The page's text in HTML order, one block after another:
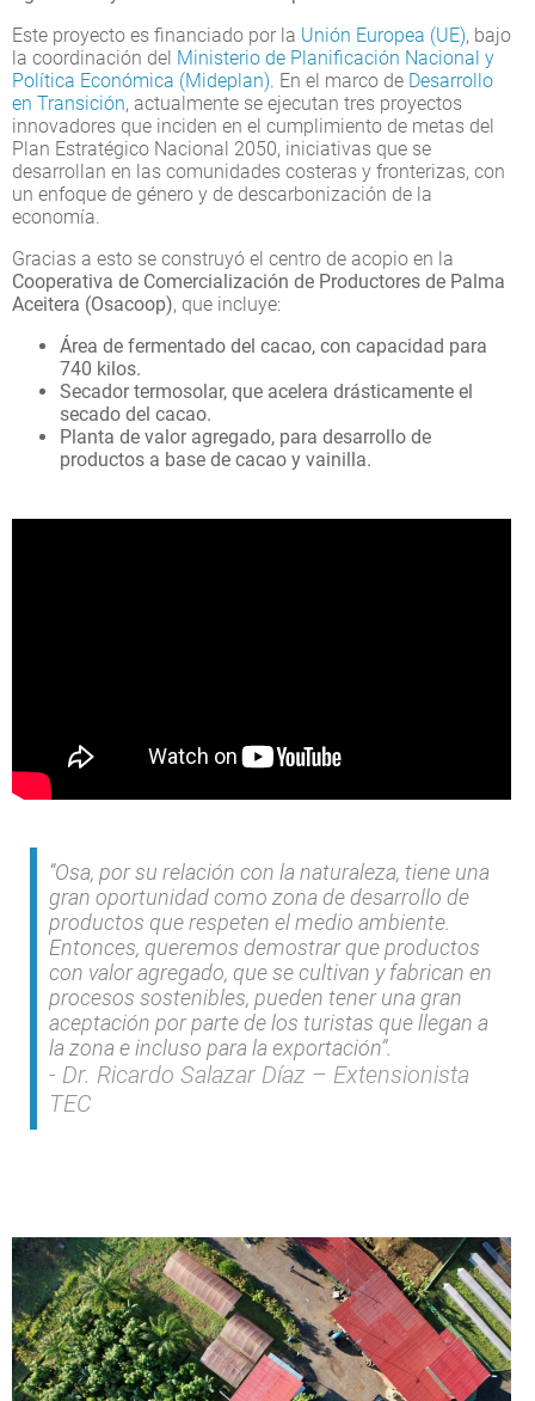
Este proyecto es financiado por la Unión Europea (UE), bajo
la coordinación del Ministerio de Planificación Nacional y
Política Económica (Mideplan) . En el marco de Desarrollo
en Transición, actualmente se ejecutan tres proyectos
innovadores que inciden en el cumplimiento de metas del
Plan Estratégico Nacional 2050, iniciativas que se
desarrollan en las comunidades costeras y fronterizas, con
un enfoque de género y de descarbonización de la
economía.
Gracias a esto se construyó el centro de acopio en la
Cooperativa de Comercialización de Productores de Palma
Aceitera (Osacoop), que incluye:
Área de fermentado del cacao, con capacidad para
740 kilos.
Secador termosolar, que acelera drásticamente el
secado del cacao.
Planta de valor agregado, para desarrollo de
productos a base de cacao y vainilla.
“Osa, por su relación con la naturaleza, tiene una
gran oportunidad como zona de desarrollo de
productos que respeten el medio ambiente.
Entonces, queremos demostrar que productos
con valor agregado, que se cultivan y fabrican en
procesos sostenibles, pueden tener una gran
aceptación por parte de los turistas que llegan a
la zona e incluso para la exportación”.
Dr. Ricardo Salazar Díaz – Extensionista
TEC